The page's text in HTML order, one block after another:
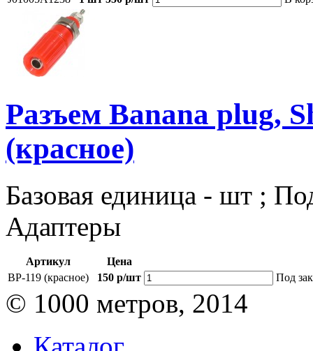
Разъем Banana plug,
(красное)
Базовая единица - шт ;
Адаптеры
Артикул
Цена
BP-119 (красное)
150 р/шт Под
© 1000 метров, 2014